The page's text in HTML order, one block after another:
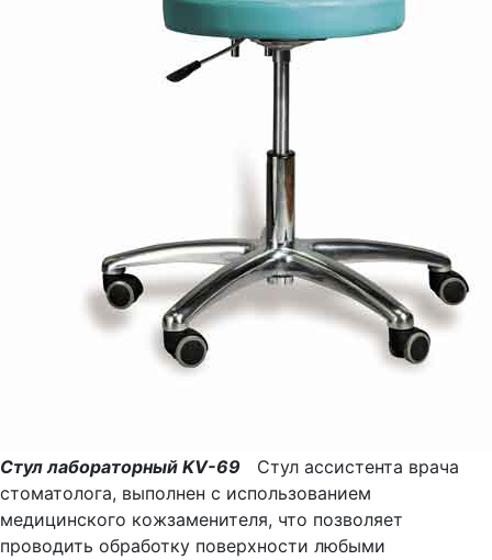
Стул лабораторный KV-69 Стул ассистента врача
стоматолога, выполнен с использованием
медицинского кожзаменителя, что позволяет
проводить обработку поверхности любыми